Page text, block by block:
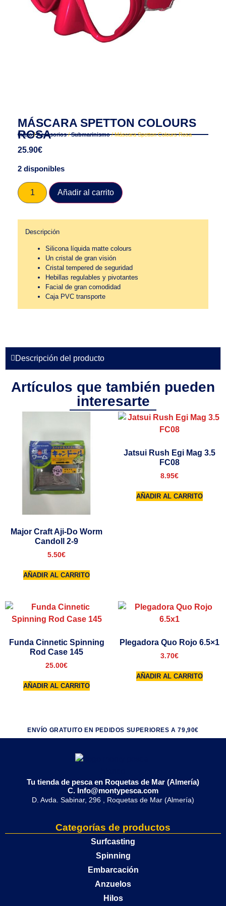
MÁSCARA SPETTON COLOURS
ROSA
Inicio/Accesorios/Submarinismo/ Máscara Spetton Colours Rosa
25.90€
2 disponibles
Añadir al carrito
Descripción
Silicona líquida matte colours
Un cristal de gran visión
Cristal tempered de seguridad
Hebillas regulables y pivotantes
Facial de gran comodidad
Caja PVC transporte
Descripción del producto
Artículos que también pueden
interesarte
Major Craft Aji-Do Worm
Candoll 2-9
5.50€
AÑADIR AL CARRITO
Jatsui Rush Egi Mag 3.5
FC08
8.95€
AÑADIR AL CARRITO
Funda Cinnetic Spinning
Rod Case 145
25.00€
AÑADIR AL CARRITO
Plegadora Quo Rojo 6.5×1
3.70€
AÑADIR AL CARRITO
ENVÍO GRATUITO EN PEDIDOS SUPERIORES A 79,90€
Tu tienda de pesca en Roquetas de Mar (Almería)
C. Info@montypesca.com
D. Avda. Sabinar, 296 , Roquetas de Mar (Almería)
Categorías de productos
Surfcasting
Spinning
Embarcación
Anzuelos
Hilos